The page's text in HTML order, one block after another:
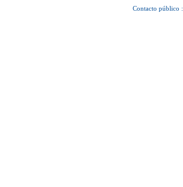
Contacto público :